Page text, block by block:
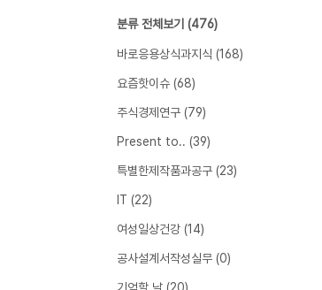
분류 전체보기 (476)
바로응용상식과지식 (168)
요즘핫이슈 (68)
주식경제연구 (79)
Present to.. (39)
특별한제작품과공구 (23)
IT (22)
여성일상건강 (14)
공사설계서작성실무 (0)